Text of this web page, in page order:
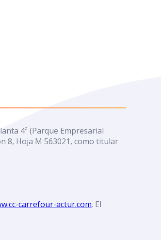
4ª (Parque Empresarial
8, Hoja M 563021, como titular
carrefour-actur.com. El